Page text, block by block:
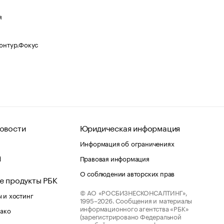
продукты РБК
хостинг
Юридическая информация
Информация об ограничениях
Правовая информация
О соблюдении авторских прав
© АО «РОСБИЗНЕСКОНСАЛТИНГ»,
1995–2026. Сообщения и материалы
информационного агентства «РБК»
(зарегистрировано Федеральной